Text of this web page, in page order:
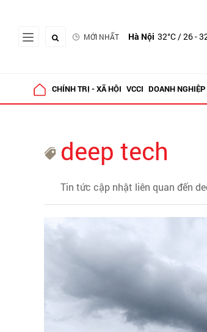
MỚI NHẤT Hà Nội 32°C/ 26 -
CHÍNH TRỊ - XÃ HỘI VCCI DOANH NGHIỆP
deep tech
Tin tức cập nhật liên quan đến